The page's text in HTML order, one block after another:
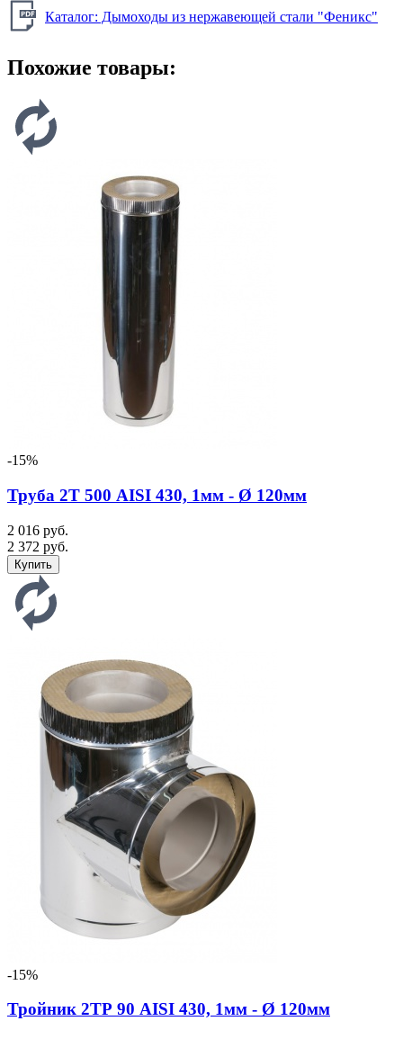
Каталог: Дымоходы из нержавеющей стали "Феникс"
Похожие товары:
-15%
Труба 2Т 500 AISI 430, 1мм - Ø 120мм
2 016 руб.
2 372 руб.
-15%
Тройник 2ТР 90 AISI 430, 1мм - Ø 120мм